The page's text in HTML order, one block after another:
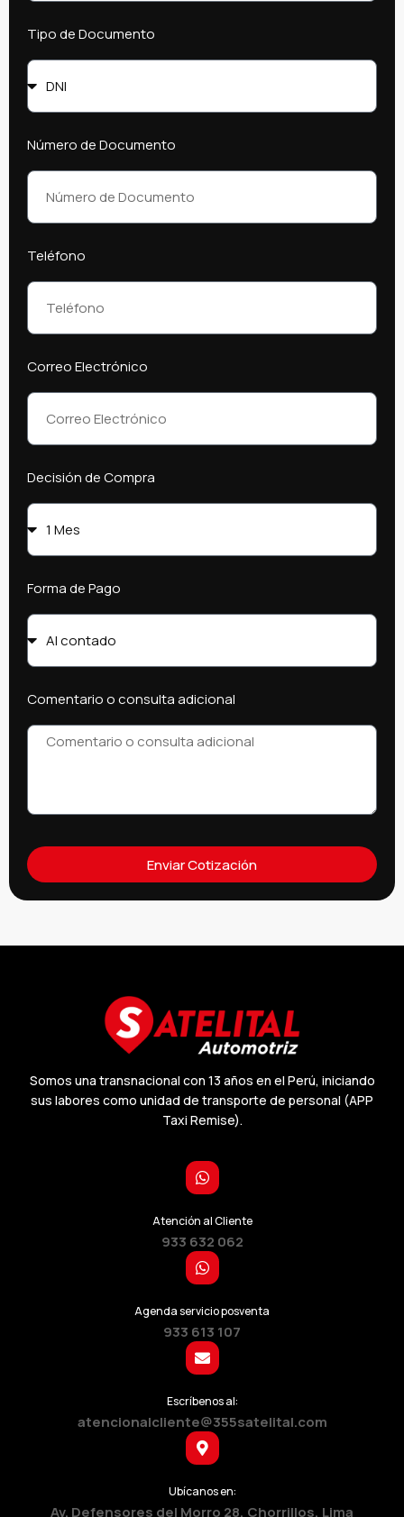
Tipo de Documento
Número de Documento
Teléfono
Correo Electrónico
Decisión de Compra
Forma de Pago
Comentario o consulta adicional
Enviar Cotización
Somos una transnacional con 13 años en el Perú, iniciando
sus labores como unidad de transporte de personal (APP
Taxi Remise).
Atención al Cliente
933 632 062
Agenda servicio posventa
933 613 107
Escríbenos al:
atencionalcliente@355satelital.com
Ubícanos en:
Av. Defensores del Morro 28, Chorrillos, Lima